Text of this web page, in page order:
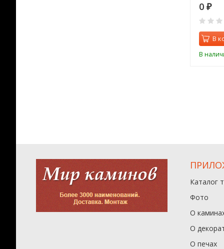
0 ₽
В
В
Каталог
Фото
О
О
О печах